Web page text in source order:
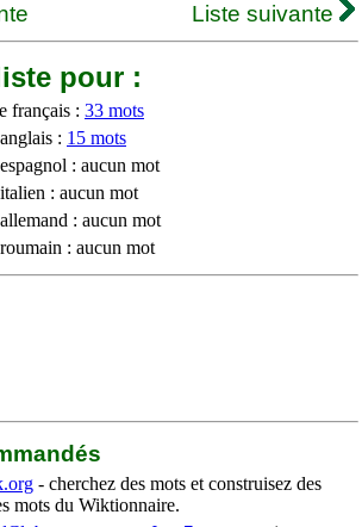
Liste suivante
pour :
français : 33 mots
: 15 mots
: aucun mot
: aucun mot
: aucun mot
: aucun mot
- cherchez des mots et construisez des
mots du Wiktionnaire.